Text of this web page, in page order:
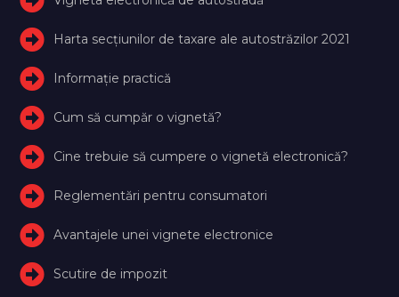
Harta secțiunilor de taxare ale autostrăzilor 2021
Informație practică
Cum să cumpăr o vignetă?
Cine trebuie să cumpere o vignetă electronică?
Reglementări pentru consumatori
Avantajele unei vignete electronice
Scutire de impozit